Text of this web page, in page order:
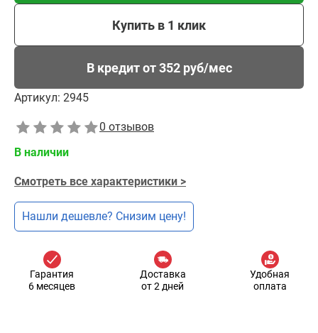
Купить в 1 клик
В кредит от 352 руб/мес
Артикул: 2945
0 отзывов
В наличии
Смотреть все характеристики >
Нашли дешевле? Снизим цену!
Гарантия
6 месяцев
Доставка
от 2 дней
Удобная
оплата